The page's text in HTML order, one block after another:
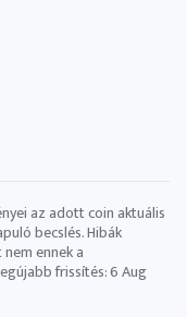
az adott coin aktuális
becslés. Hibák
ennek a
frissítés:6 Aug